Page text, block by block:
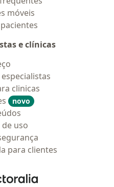
móveis
e clínicas
clinicas
novo
uso
para clientes
- Homepage